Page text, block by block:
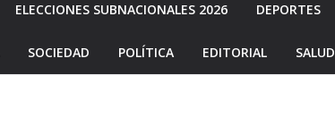
ELECCIONES SUBNACIONALES 2026 DEPORTES
SOCIEDAD POLÍTICA EDITORIAL SALUD